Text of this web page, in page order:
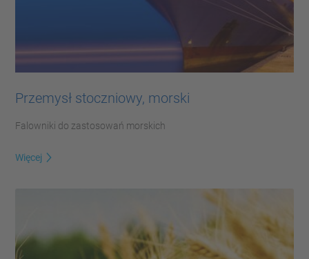
Przemysł stoczniowy, morski
Falowniki do zastosowań morskich
Więcej